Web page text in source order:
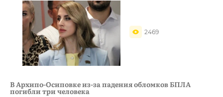
2469
В Архипо-Осиповке из-за падения обломков БПЛА
погибли три человека